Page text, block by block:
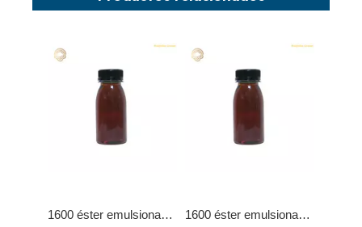
1600 éster emulsionable para fluido de metalurgia sintético completo 1600 éster emulsionable para fluido de metalurgia sintético completo